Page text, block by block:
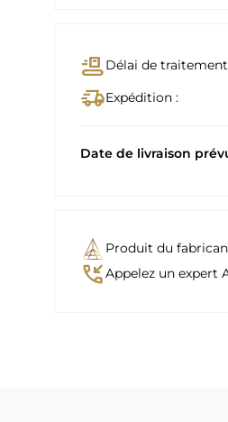
conveyor_beltDélai de
delivery_truck_speedExpédition :
Date de livraison
Produit du
phone_callbackAppelez un expert